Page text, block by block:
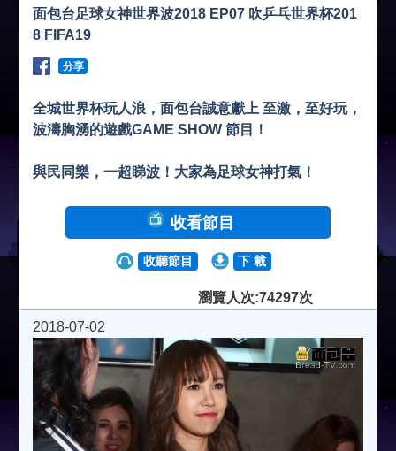
面包台足球女神世界波2018 EP07 吹乒乓世界杯201
8 FIFA19
分享
全城世界杯玩人浪，面包台誠意獻上 至激，至好玩，
波濤胸湧的遊戲GAME SHOW 節目！
與民同樂，一超睇波！大家為足球女神打氣！
收看節目
收聽節目 下 載
瀏覽人次:74297次
2018-07-02